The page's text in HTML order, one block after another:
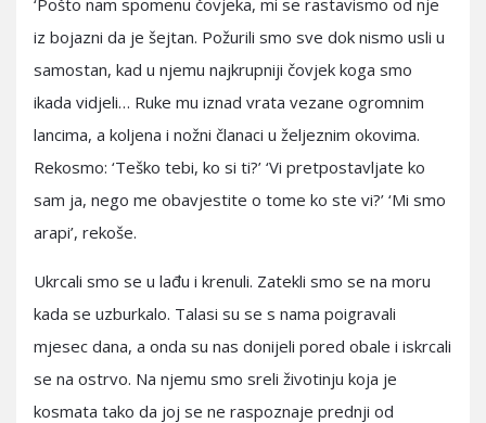
‘Pošto nam spomenu čovjeka, mi se rastavismo od nje
iz bojazni da je šejtan. Požurili smo sve dok nismo usli u
samostan, kad u njemu najkrupniji čovjek koga smo
ikada vidjeli… Ruke mu iznad vrata vezane ogromnim
lancima, a koljena i nožni članaci u željeznim okovima.
Rekosmo: ‘Teško tebi, ko si ti?’ ‘Vi pretpostavljate ko
sam ja, nego me obavjestite o tome ko ste vi?’ ‘Mi smo
arapi’, rekoše.
Ukrcali smo se u lađu i krenuli. Zatekli smo se na moru
kada se uzburkalo. Talasi su se s nama poigravali
mjesec dana, a onda su nas donijeli pored obale i iskrcali
se na ostrvo. Na njemu smo sreli životinju koja je
kosmata tako da joj se ne raspoznaje prednji od